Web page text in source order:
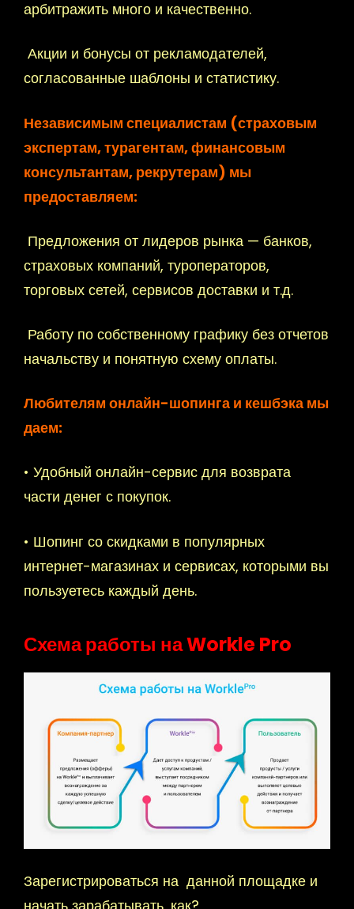
арбитражить много и качественно.
Акции и бонусы от рекламодателей,
согласованные шаблоны и статистику.
Независимым специалистам (страховым
экспертам, турагентам, финансовым
консультантам, рекрутерам) мы
предоставляем:
Предложения от лидеров рынка — банков,
страховых компаний, туроператоров,
торговых сетей, сервисов доставки и т.д.
Работу по собственному графику без отчетов
начальству и понятную схему оплаты.
Любителям онлайн-шопинга и кешбэка мы
даем:
• Удобный онлайн-сервис для возврата
части денег с покупок.
• Шопинг со скидками в популярных
интернет-магазинах и сервисах, которыми вы
пользуетесь каждый день.
Схема работы на Workle Pro
Зарегистрироваться на данной площадке и